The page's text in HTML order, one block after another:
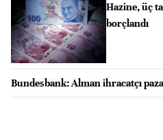
Hazine, üç
borçlandı
Bundesbank: Alman ihracatçı